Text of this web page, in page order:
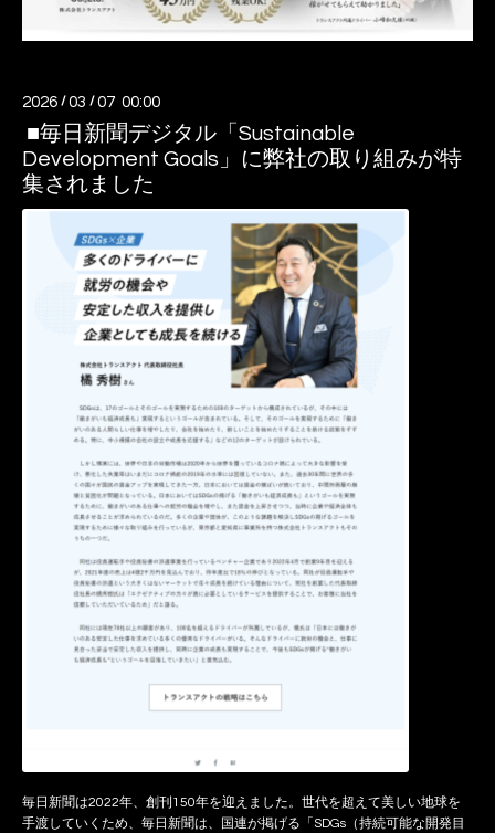
2026 /03 /07 00:00
■毎日新聞デジタル「Sustainable
Development Goals」に弊社の取り組みが特
集されました
毎日新聞は2022年、創刊150年を迎えました。世代を超えて美しい地球を
手渡していくため、毎日新聞は、国連が掲げる「SDGs（持続可能な開発目